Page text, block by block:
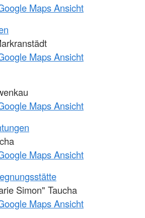
Maps Ansicht
Maps Ansicht
Maps Ansicht
Maps Ansicht
Simon" Taucha
Maps Ansicht